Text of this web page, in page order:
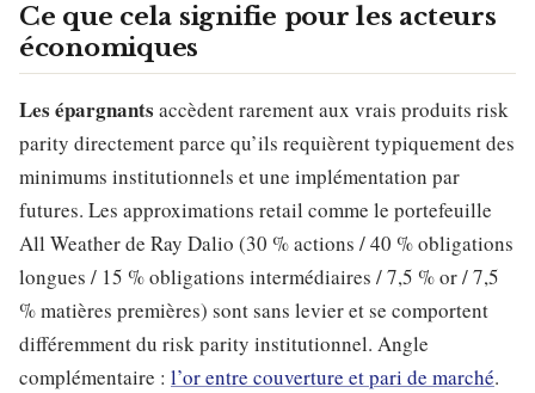
Ce que cela signifie pour les acteurs
économiques
Les épargnants accèdent rarement aux vrais produits risk
parity directement parce qu’ils requièrent typiquement des
minimums institutionnels et une implémentation par
futures. Les approximations retail comme le portefeuille
All Weather de Ray Dalio (30 % actions / 40 % obligations
longues / 15 % obligations intermédiaires / 7,5 % or / 7,5
% matières premières) sont sans levier et se comportent
différemment du risk parity institutionnel. Angle
complémentaire : l’or entre couverture et pari de marché.